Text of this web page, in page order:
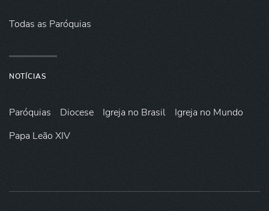
Todas as Paróquias
NOTÍCIAS
Paróquias Diocese Igreja no Brasil
Igreja no Mundo
Papa Leão XIV